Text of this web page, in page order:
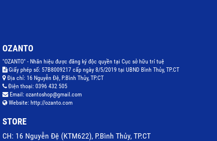
OZANTO
"OZANTO" - Nhãn hiệu được đăng ký độc quyền tại Cục sở hữu trí tuệ
Giấy phép số: 57B8009217 cấp ngày 8/5/2019 tại UBND Bình Thủy, TP.CT
Địa chỉ: 16 Nguyễn Đệ, P.Bình Thủy, TP.CT
Điện thoại: 0396 432 505
Email: ozantoshop@gmail.com
Website: http://ozanto.com
STORE
CH: 16 Nguyễn Đệ (KTM622), P.Bình Thủy, TP.CT